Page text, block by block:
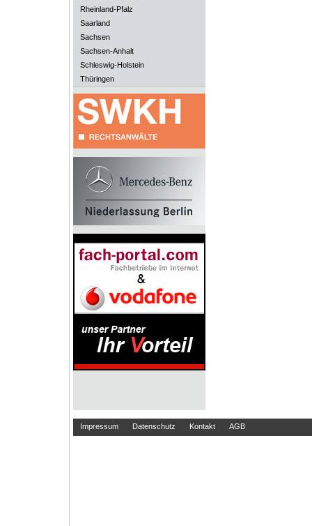
Rheinland-Pfalz
Saarland
Sachsen
Sachsen-Anhalt
Schleswig-Holstein
Thüringen
Impressum Datenschutz Kontakt AGB